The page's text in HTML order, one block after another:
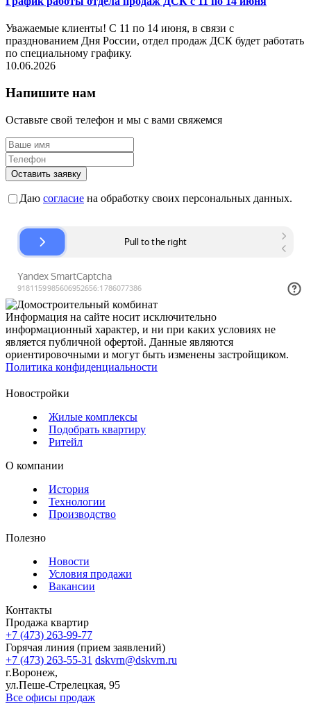
Уважаемые клиенты! С 11 по 14 июня, в связи с
празднованием Дня России, отдел продаж ДСК будет работать
по специальному графику.
10.06.2026
Напишите нам
Оставьте свой телефон и мы с вами свяжемся
Оставить заявку
Даю согласие на обработку своих персональных данных.
Информация на сайте носит исключительно
информационный характер, и ни при каких условиях не
является публичной офертой. Данные являются
ориентировочными и могут быть изменены застройщиком.
Политика конфиденциальности
Новостройки
Жилые комплексы
Подобрать квартиру
Ритейл
О компании
История
Технологии
Производство
Полезно
Новости
Условия продажи
Вакансии
Контакты
Продажа квартир
+7 (473) 263-99-77
Горячая линия (прием заявлений)
+7 (473) 263-55-31 dskvrn@dskvrn.ru
г.Воронеж,
ул.Пеше-Стрелецкая, 95
Все офисы продаж